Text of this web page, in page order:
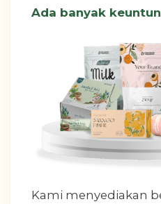
Ada banyak
Kami menyediakan